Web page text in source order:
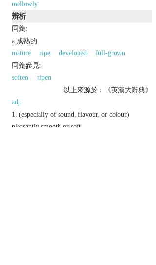
mellowly
辨析
同義:
a.成熟的
mature
ripe developed
full-grown
同義參見:
soften
ripen
以上來源於：《英漢大辭典》
adj.
(especially of sound, flavour, or colour)
pleasantly smooth or soft.